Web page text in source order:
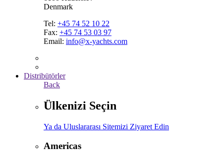
Denmark
Tel: +45 74 52 10 22
Fax: +45 74 53 03 97
Email: info@x-yachts.com
Distribütörler
Back
Ülkenizi Seçin
Ya da Uluslararası Sitemizi Ziyaret Edin
Americas